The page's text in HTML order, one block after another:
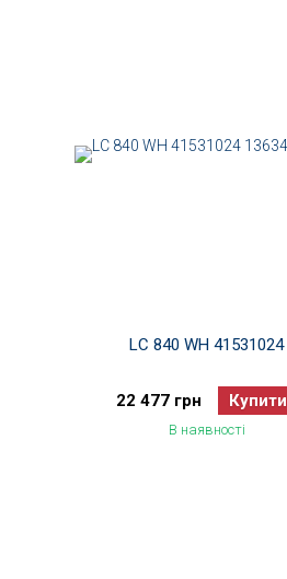
LC 840 WH 41531024
22 477 грн Купити
В наявності